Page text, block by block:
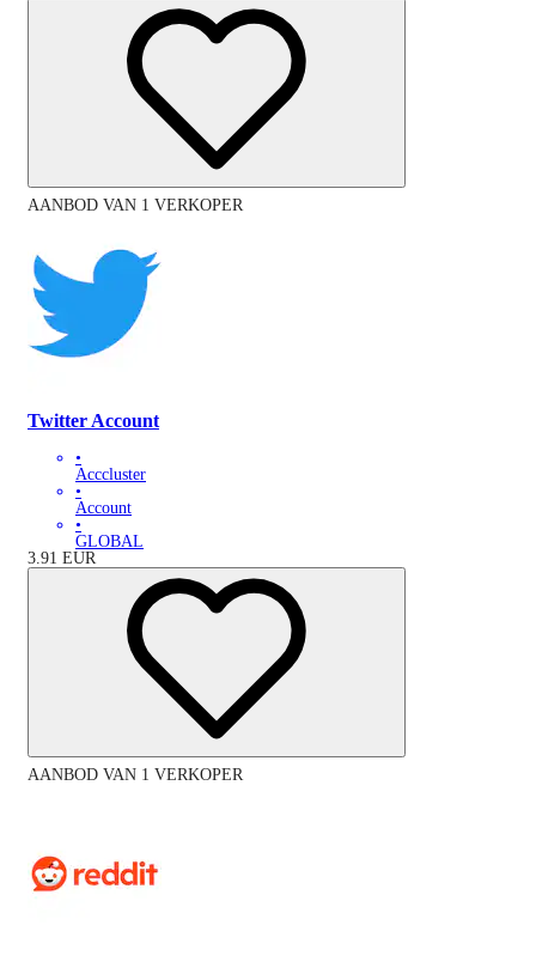
AANBOD VAN 1 VERKOPER
Twitter Account
•
Acccluster
•
Account
•
GLOBAL
3.91 EUR
AANBOD VAN 1 VERKOPER